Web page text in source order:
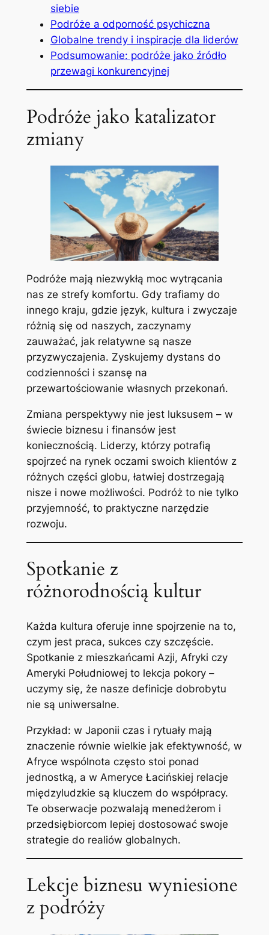
siebie
Podróże a odporność psychiczna
Globalne trendy i inspiracje dla liderów
Podsumowanie: podróże jako źródło
przewagi konkurencyjnej
Podróże jako katalizator
zmiany
Podróże mają niezwykłą moc wytrącania
nas ze strefy komfortu. Gdy trafiamy do
innego kraju, gdzie język, kultura i zwyczaje
różnią się od naszych, zaczynamy
zauważać, jak relatywne są nasze
przyzwyczajenia. Zyskujemy dystans do
codzienności i szansę na
przewartościowanie własnych przekonań.
Zmiana perspektywy nie jest luksusem – w
świecie biznesu i finansów jest
koniecznością. Liderzy, którzy potrafią
spojrzeć na rynek oczami swoich klientów z
różnych części globu, łatwiej dostrzegają
nisze i nowe możliwości. Podróż to nie tylko
przyjemność, to praktyczne narzędzie
rozwoju.
Spotkanie z
różnorodnością kultur
Każda kultura oferuje inne spojrzenie na to,
czym jest praca, sukces czy szczęście.
Spotkanie z mieszkańcami Azji, Afryki czy
Ameryki Południowej to lekcja pokory –
uczymy się, że nasze definicje dobrobytu
nie są uniwersalne.
Przykład: w Japonii czas i rytuały mają
znaczenie równie wielkie jak efektywność, w
Afryce wspólnota często stoi ponad
jednostką, a w Ameryce Łacińskiej relacje
międzyludzkie są kluczem do współpracy.
Te obserwacje pozwalają menedżerom i
przedsiębiorcom lepiej dostosować swoje
strategie do realiów globalnych.
Lekcje biznesu wyniesione
z podróży